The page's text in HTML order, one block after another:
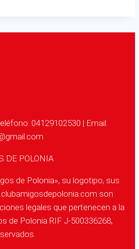
04129102530 | Email:
DE POLONIA
de Polonia», su logotipo, sus
son
legales que pertenecen a la
de Polonia RIF J-500336268,